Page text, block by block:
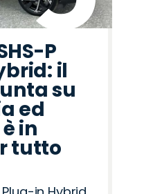
P
il
su
ed
in
tutto